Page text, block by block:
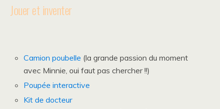
Jouer et inventer
Camion poubelle (la grande passion du moment
avec Minnie, oui faut pas chercher !!)
Poupée interactive
Kit de docteur